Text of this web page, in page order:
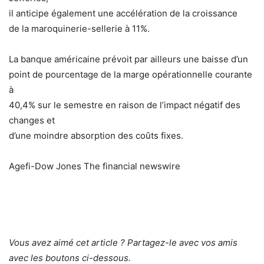
il anticipe également une accélération de la croissance
de la maroquinerie-sellerie à 11%.
La banque américaine prévoit par ailleurs une baisse d’un
point de pourcentage de la marge opérationnelle courante
à
40,4% sur le semestre en raison de l’impact négatif des
changes et
d’une moindre absorption des coûts fixes.
Agefi-Dow Jones The financial newswire
Vous avez aimé cet article ? Partagez-le avec vos amis
avec les boutons ci-dessous.